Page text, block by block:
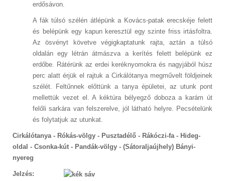
erdősávon.
A fák túlsó szélén átlépünk a Kovács-patak erecskéje felett
és belépünk egy kapun keresztül egy szinte friss irtásfoltra.
Az ösvényt követve végigkaptatunk rajta, aztán a túlsó
oldalán egy létrán átmászva a kerítés felett belépünk ez
erdőbe. Rátérünk az erdei keréknyomokra és nagyjából húsz
perc alatt érjük el rajtuk a Cirkálótanya megművelt földjeinek
szélét. Feltűnnek előttünk a tanya épületei, az utunk pont
mellettük vezet el. A kéktúra bélyegző doboza a karám út
felőli sarkára van felszerelve, jól látható helyre. Pecsételünk
és folytatjuk az utunkat.
Cirkálótanya - Rókás-völgy - Pusztadélő - Rákóczi-fa - Hideg-
oldal - Csonka-kút - Pandák-völgy - (Sátoraljaújhely) Bányi-
nyereg
Jelzés: